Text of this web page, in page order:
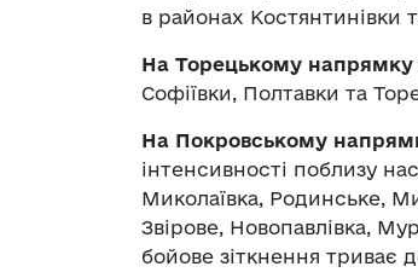
в районах Костянтинівки
На Торецькому напрямку
Софіївки, Полтавки та
На Покровському
інтенсивності поблизу
Миколаївка, Родинське,
Звірове, Новопавлівка,
бойове зіткнення триває